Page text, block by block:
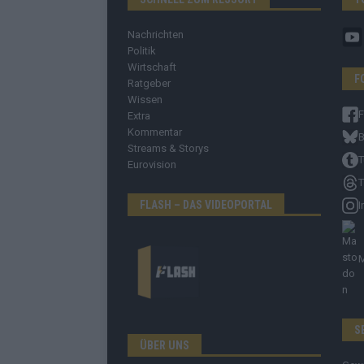
Nachrichten
Politik
Wirtschaft
Ratgeber
Wissen
Extra
Kommentar
Streams & Storys
Eurovision
FLASH – DAS VIDEOPORTAL
ÜBER UNS